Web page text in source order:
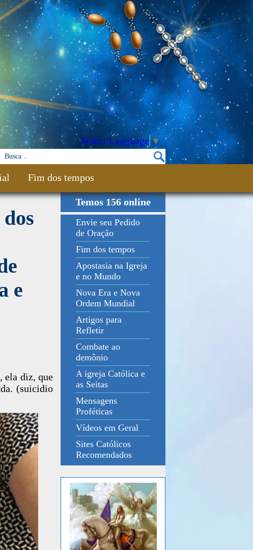
Select Language▼
Fim dos tempos
e
ela diz, que
(suicidio
Temos 156 online
Envie seu Pedido
de Oração
Fim dos tempos
Apostasia na Igreja
e no Mundo
Nova Era e Nova
Ordem Mundial
Artigos para
Refletir
Combate ao
demônio
A igreja Católica e
as Seitas
Mensagens
Proféticas
Vídeos em Geral
Sites Católicos
Recomendados